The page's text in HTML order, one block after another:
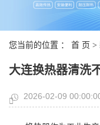
您当前的位置 ： 首 页 >
大连换热器清洗
2026-02-09